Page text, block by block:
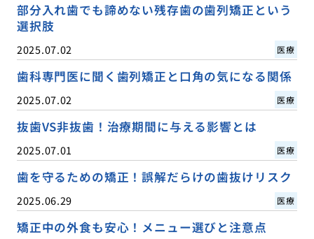
部分入れ歯でも諦めない残存歯の歯列矯正という
選択肢
2025.07.02 医療
歯科専門医に聞く歯列矯正と口角の気になる関係
2025.07.02 医療
抜歯VS非抜歯！治療期間に与える影響とは
2025.07.01 医療
歯を守るための矯正！誤解だらけの歯抜けリスク
2025.06.29 医療
矯正中の外食も安心！メニュー選びと注意点